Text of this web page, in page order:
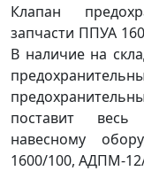
Клапан
запчасти ППУА
В наличие на
поставит
навесному
1600/100, АДПМ-12/